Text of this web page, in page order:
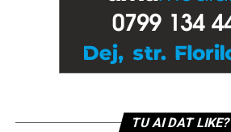
TU AI DAT LIKE?